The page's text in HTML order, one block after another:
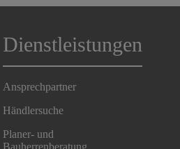
Dienstleistungen
Ansprechpartner
Händlersuche
Planer- und